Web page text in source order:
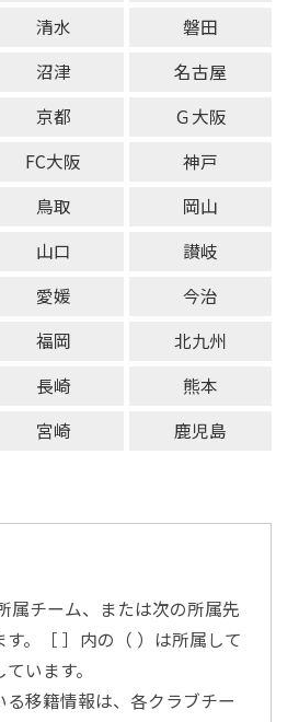
清水
磐田
沼津
名古屋
京都
Ｇ大阪
FC大阪
神戸
鳥取
岡山
山口
讃岐
愛媛
今治
福岡
北九州
長崎
熊本
宮崎
鹿児島
属チーム、または次の所属先
す。［ ］内の（ ）は所属して
います。
る移籍情報は、各クラブチー